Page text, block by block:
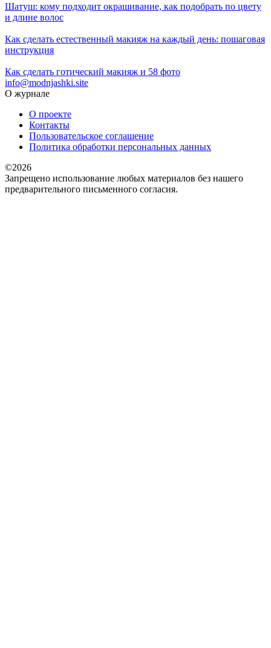
Шатуш: кому подходит окрашивание, как подобрать по цвету
и длине волос
Как сделать естественный макияж на каждый день: пошаговая
инструкция
Как сделать готический макияж и 58 фото
info@modnjashki.site
О журнале
О проекте
Контакты
Пользовательское соглашение
Политика обработки персональных данных
©2026
Запрещено использование любых материалов без нашего
предварительного письменного согласия.